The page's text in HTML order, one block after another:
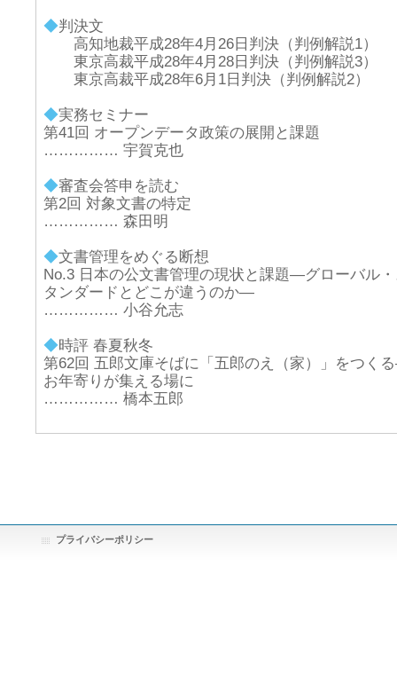
◆判決文
高知地裁平成28年4月26日判決（判例解説1）
東京高裁平成28年4月28日判決（判例解説3）
東京高裁平成28年6月1日判決（判例解説2）
◆実務セミナー
第41回 オープンデータ政策の展開と課題
…………… 宇賀克也
◆審査会答申を読む
第2回 対象文書の特定
…………… 森田明
◆文書管理をめぐる断想
No.3 日本の公文書管理の現状と課題―グローバル
タンダードとどこが違うのか―
…………… 小谷允志
◆時評 春夏秋冬
第62回 五郎文庫そばに「五郎のえ（家）」をつく
お年寄りが集える場に
…………… 橋本五郎
プライバシーポリシー